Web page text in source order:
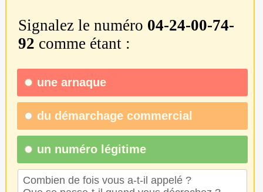
Signalez le numéro 04-24-00-74-
92 comme étant :
une arnaque
du démarchage commercial
un numéro légitime